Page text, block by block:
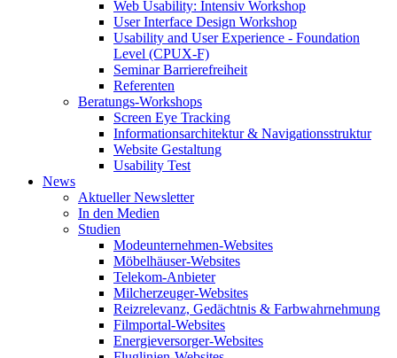
Web Usability: Intensiv Workshop
User Interface Design Workshop
Usability and User Experience - Foundation
Level (CPUX-F)
Seminar Barrierefreiheit
Referenten
Beratungs-Workshops
Screen Eye Tracking
Informationsarchitektur & Navigationsstruktur
Website Gestaltung
Usability Test
News
Aktueller Newsletter
In den Medien
Studien
Modeunternehmen-Websites
Möbelhäuser-Websites
Telekom-Anbieter
Milcherzeuger-Websites
Reizrelevanz, Gedächtnis & Farbwahrnehmung
Filmportal-Websites
Energieversorger-Websites